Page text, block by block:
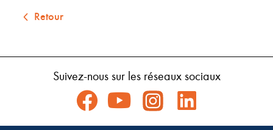
Retour
Suivez-nous sur les réseaux sociaux